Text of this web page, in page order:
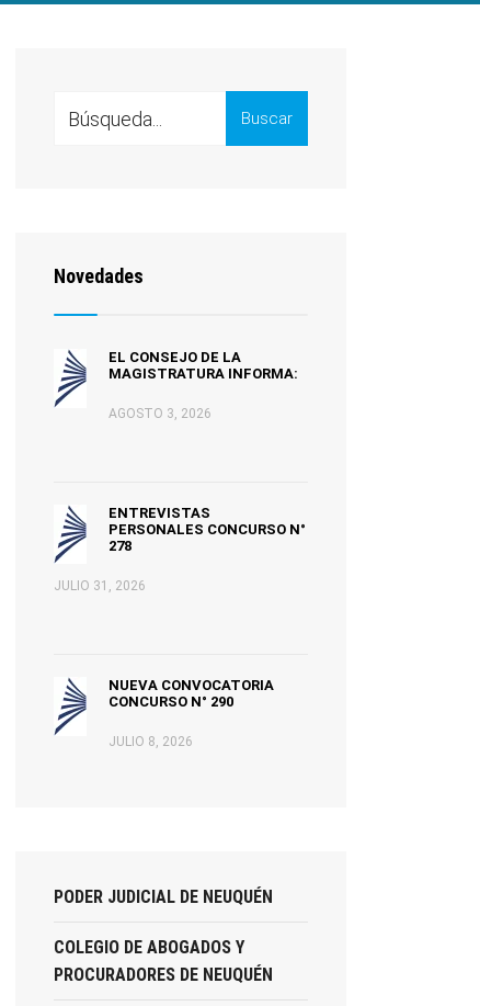
Buscar
Novedades
EL CONSEJO DE LA
MAGISTRATURA INFORMA:
AGOSTO 3, 2026
ENTREVISTAS
PERSONALES CONCURSO N°
278
JULIO 31, 2026
NUEVA CONVOCATORIA
CONCURSO N° 290
JULIO 8, 2026
PODER JUDICIAL DE NEUQUÉN
COLEGIO DE ABOGADOS Y
PROCURADORES DE NEUQUÉN